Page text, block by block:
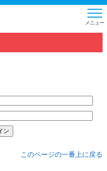
このページの一番上に戻る